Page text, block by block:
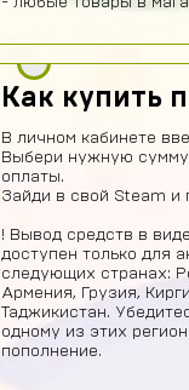
Как купить
В личном кабинете
Выбери нужную сумму
оплаты.
Зайди в свой Steam и
! Вывод средств в
доступен только для
следующих странах:
Армения, Грузия,
Таджикистан.
одному из этих
пополнение.